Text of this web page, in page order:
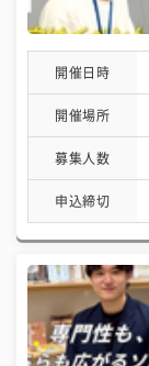
開催日時
開催場所
募集人数
申込締切